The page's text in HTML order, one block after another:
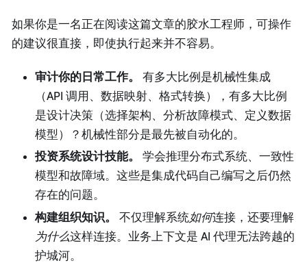
如果你是一名正在阅读这篇文章的胶水工程师，可操作
的建议很直接，即使执行起来并不容易。
审计你的日常工作。
有多大比例是机械性集成
（API 调用、数据映射、格式转换），有多大比例
是设计决策（选择架构、分析故障模式、定义数据
模型）？机械性部分是最先被自动化的。
投资系统设计技能。
学会推理分布式系统、一致性
模型和故障域。这些是集成代码自己编写之后仍然
存在的问题。
构建组织知识。
不仅理解系统如何连接，还要理解
为什么这样连接。业务上下文是 AI 代理无法跨越的
护城河。